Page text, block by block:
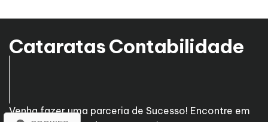
Cataratas Contabilidade
Venha fazer uma parceria de Sucesso! Encontre em